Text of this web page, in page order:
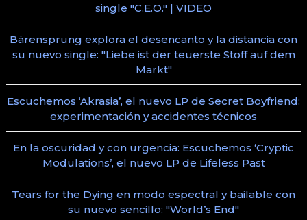
single "C.E.O." | VIDEO
Bärensprung explora el desencanto y la distancia con
su nuevo single: "Liebe ist der teuerste Stoff auf dem
Markt"
Escuchemos ‘Akrasia’, el nuevo LP de Secret Boyfriend:
experimentación y accidentes técnicos
En la oscuridad y con urgencia: Escuchemos ‘Cryptic
Modulations’, el nuevo LP de Lifeless Past
Tears for the Dying en modo espectral y bailable con
su nuevo sencillo: "World’s End"